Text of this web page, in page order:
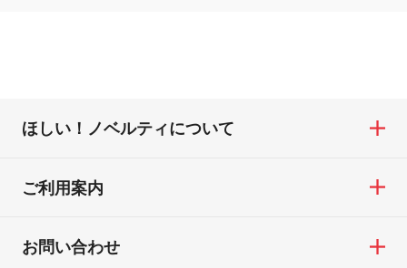
ほしい！ノベルティについて
ご利用案内
お問い合わせ